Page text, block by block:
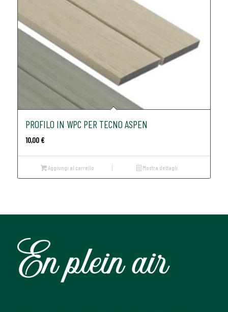
PROFILO IN WPC PER TECNO ASPEN
10,00 €
Aggiungi al carrello Mostra dettagli